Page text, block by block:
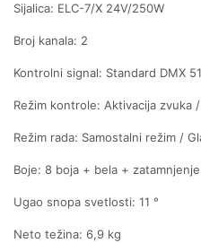
Sijalica: ELC-7/X 24V/250W
Broj kanala: 2
Kontrolni signal: Standard DMX
Režim kontrole: Aktivacija
Režim rada: Samostalni režim /
Boje: 8 boja + bela + zatamnjenje
Ugao snopa svetlosti: 11 °
Neto težina: 6,9 kg